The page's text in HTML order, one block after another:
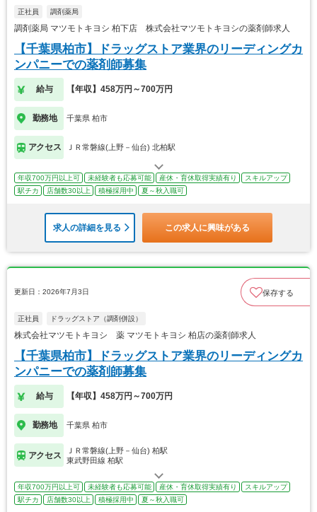
正社員 調剤薬局
調剤薬局 マツモトキヨシ 柏下店 株式会社マツモトキヨシの薬剤師求人
【千葉県柏市】ドラッグストア業界のリーディングカ
ンパニーでの薬剤師募集
給与 【年収】458万円～700万円
勤務地 千葉県 柏市
アクセス ＪＲ常磐線(上野－仙台) 北柏駅
年収700万円以上可 未経験者も応募可能 産休・育休取得実績有り
スキルアップ
駅チカ
店舗数30以上 積極採用中 夏～秋入職可
求人の詳細を見る この求人に興味がある
更新日：2026年7月3日 保存する
正社員 ドラッグストア（調剤併設）
株式会社マツモトキヨシ 薬 マツモトキヨシ 柏店の薬剤師求人
【千葉県柏市】ドラッグストア業界のリーディングカ
ンパニーでの薬剤師募集
給与 【年収】458万円～700万円
勤務地 千葉県 柏市
アクセス
ＪＲ常磐線(上野－仙台) 柏駅
東武野田線 柏駅
年収700万円以上可 未経験者も応募可能 産休・育休取得実績有り
スキルアップ
駅チカ
店舗数30以上 積極採用中 夏～秋入職可